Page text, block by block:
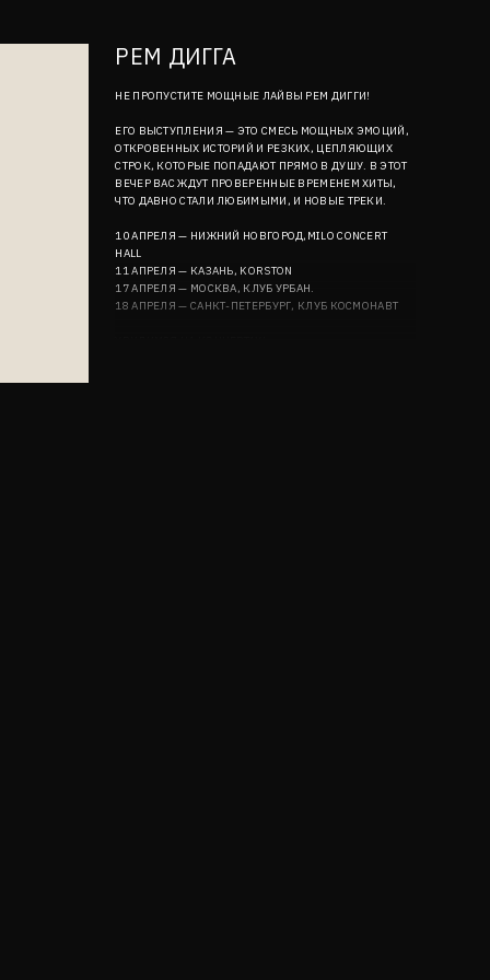
РЕМ ДИГГА
НЕ ПРОПУСТИТЕ МОЩНЫЕ ЛАЙВЫ РЕМ ДИГГИ!
ЕГО ВЫСТУПЛЕНИЯ — ЭТО СМЕСЬ МОЩНЫХ ЭМОЦИЙ,
ОТКРОВЕННЫХ ИСТОРИЙ И РЕЗКИХ, ЦЕПЛЯЮЩИХ
СТРОК, КОТОРЫЕ ПОПАДАЮТ ПРЯМО В ДУШУ. В ЭТОТ
ВЕЧЕР ВАС ЖДУТ ПРОВЕРЕННЫЕ ВРЕМЕНЕМ ХИТЫ,
ЧТО ДАВНО СТАЛИ ЛЮБИМЫМИ, И НОВЫЕ ТРЕКИ.
10 АПРЕЛЯ — НИЖНИЙ НОВГОРОД,MILO CONCERT
HALL
11 АПРЕЛЯ — КАЗАНЬ, KORSTON
17 АПРЕЛЯ — МОСКВА, КЛУБ УРБАН.
18 АПРЕЛЯ — САНКТ-ПЕТЕРБУРГ, КЛУБ КОСМОНАВТ